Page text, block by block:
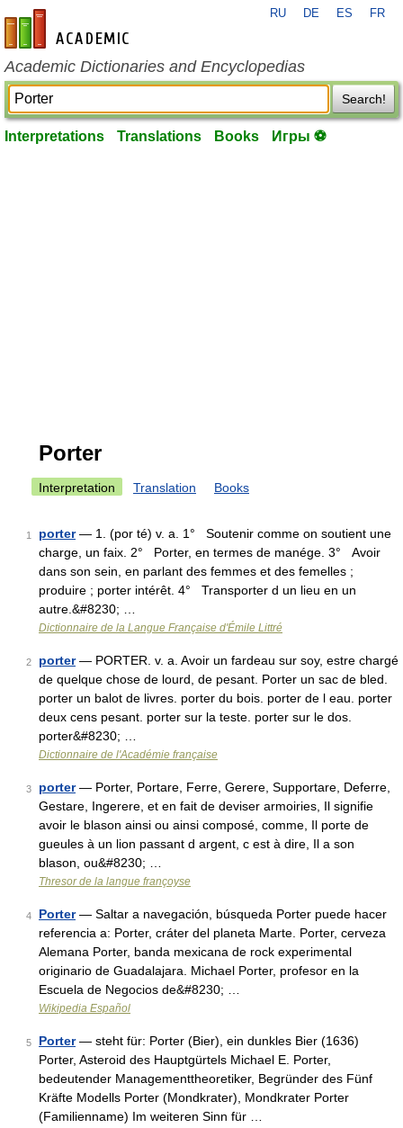
en-academic.com
RU DE ES FR
Academic Dictionaries and Encyclopedias
Search!
Interpretations Translations Books Игры ⚽
Porter
Interpretation Translation Books
1 porter— 1. (por té) v. a. 1° Soutenir comme on soutient une
charge, un faix. 2° Porter, en termes de manége. 3° Avoir
dans son sein, en parlant des femmes et des femelles ;
produire ; porter intérêt. 4° Transporter d un lieu en un
autre.&#8230; …
Dictionnaire de la Langue Française d'Émile Littré
2 porter— PORTER. v. a. Avoir un fardeau sur soy, estre chargé
de quelque chose de lourd, de pesant. Porter un sac de bled.
porter un balot de livres. porter du bois. porter de l eau. porter
deux cens pesant. porter sur la teste. porter sur le dos.
porter&#8230; …
Dictionnaire de l'Académie française
3 porter— Porter, Portare, Ferre, Gerere, Supportare, Deferre,
Gestare, Ingerere, et en fait de deviser armoiries, Il signifie
avoir le blason ainsi ou ainsi composé, comme, Il porte de
gueules à un lion passant d argent, c est à dire, Il a son
blason, ou&#8230; …
Thresor de la langue françoyse
4 Porter— Saltar a navegación, búsqueda Porter puede hacer
referencia a: Porter, cráter del planeta Marte. Porter, cerveza
Alemana Porter, banda mexicana de rock experimental
originario de Guadalajara. Michael Porter, profesor en la
Escuela de Negocios de&#8230; …
Wikipedia Español
5 Porter— steht für: Porter (Bier), ein dunkles Bier (1636)
Porter, Asteroid des Hauptgürtels Michael E. Porter,
bedeutender Managementtheoretiker, Begründer des Fünf
Kräfte Modells Porter (Mondkrater), Mondkrater Porter
(Familienname) Im weiteren Sinn für …